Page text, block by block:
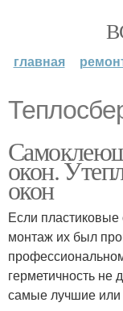
главная
окон.
окон
Если
монтаж их был
герметичность не
самые лучшие